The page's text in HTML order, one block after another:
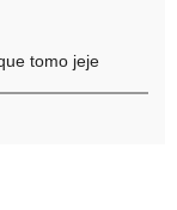
tomo jeje